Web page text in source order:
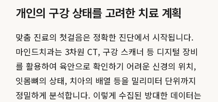
개인의 구강 상태를 고려한 치료 계획
맞춤 진료의 첫걸음은 정확한 진단에서 시작됩니다.
마인드치과는 3차원 CT, 구강 스캐너 등 디지털 장비
를 활용하여 육안으로 확인하기 어려운 신경의 위치,
잇몸뼈의 상태, 치아의 배열 등을 밀리미터 단위까지
정밀하게 분석합니다. 이렇게 수집된 방대한 데이터는